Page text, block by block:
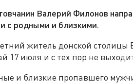
Валерий Филонов
с родными и близкими.
житель донской
17 июля и с тех пор не
и близкие пропавшего